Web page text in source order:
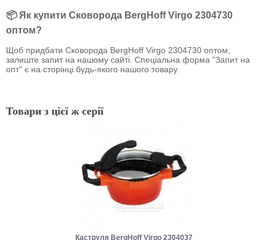
📦 Як купити Сковорода BergHoff Virgo 2304730
оптом?
Щоб придбати Сковорода BergHoff Virgo 2304730 оптом,
залиште запит на нашому сайті. Спеціальна форма "Запит на
опт" є на сторінці будь-якого нашого товару.
Товари з цієї ж серії
Каструля BergHoff Virgo 2304037